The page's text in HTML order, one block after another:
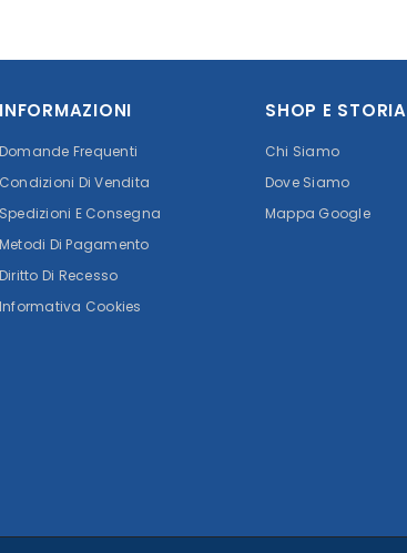
INFORMAZIONI
Domande Frequenti
Condizioni Di Vendita
Spedizioni E Consegna
Metodi Di Pagamento
Diritto Di Recesso
Informativa Cookies
SHOP E STORIA
Chi Siamo
Dove Siamo
Mappa Google